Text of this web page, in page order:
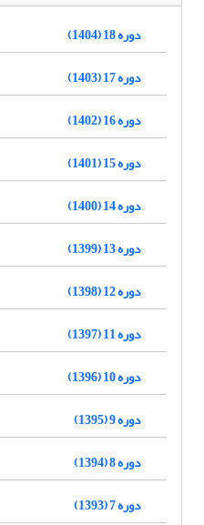
دوره 18 (1404)
دوره 17 (1403)
دوره 16 (1402)
دوره 15 (1401)
دوره 14 (1400)
دوره 13 (1399)
دوره 12 (1398)
دوره 11 (1397)
دوره 10 (1396)
دوره 9 (1395)
دوره 8 (1394)
دوره 7 (1393)